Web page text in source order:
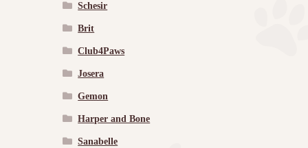
Schesir
Brit
Club4Paws
Josera
Gemon
Harper and Bone
Sanabelle